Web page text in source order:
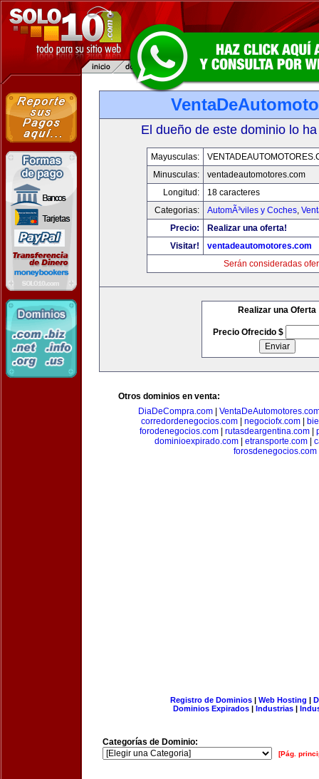
El dueño de este dominio lo
Mayusculas:
Minusculas:
ventadeautomotores.com
Longitud:
18 caracteres
Categorias:
AutomÃ³viles y Coches,
Precio:
Realizar una oferta!
Visitar!
ventadeautomotores.com
Serán consideradas
Realizar una Oferta
Precio Ofrecido $
Otros dominios en venta:
DiaDeCompra.com|
corredordenegocios.com
negociofx.com
forodenegocios.com| rutasdeargentina.com|
dominioexpirado.com| etransporte.com|
forosdenegocios.com
Registro de Dominios| Web Hosting |
Dominios Expirados | Industrias |
Categorías de Dominio:
[Pág.